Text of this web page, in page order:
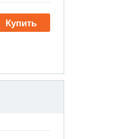
Купить